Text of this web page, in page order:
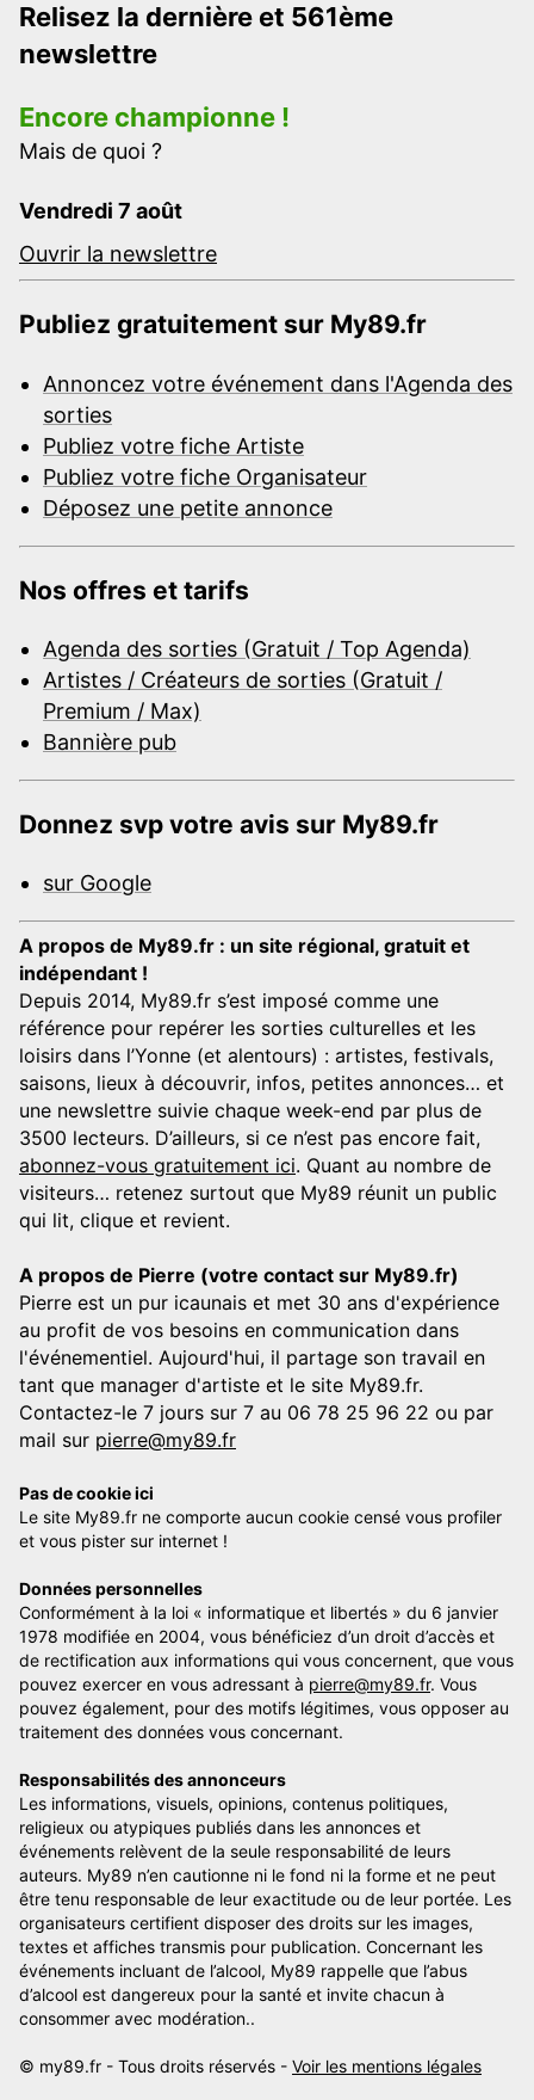
Relisez la dernière et 561ème
newslettre
Encore championne !
Mais de quoi ?
Vendredi 7 août
Ouvrir la newslettre
Publiez gratuitement sur My89.fr
Annoncez votre événement dans l'Agenda des
sorties
Publiez votre fiche Artiste
Publiez votre fiche Organisateur
Déposez une petite annonce
Nos offres et tarifs
Agenda des sorties (Gratuit / Top Agenda)
Artistes / Créateurs de sorties (Gratuit /
Premium / Max)
Bannière pub
Donnez svp votre avis sur My89.fr
sur Google
A propos de My89.fr : un site régional, gratuit et
indépendant !
Depuis 2014, My89.fr s’est imposé comme une
référence pour repérer les sorties culturelles et les
loisirs dans l’Yonne (et alentours) : artistes, festivals,
saisons, lieux à découvrir, infos, petites annonces… et
une newslettre suivie chaque week-end par plus de
3500 lecteurs. D’ailleurs, si ce n’est pas encore fait,
abonnez-vous gratuitement ici. Quant au nombre de
visiteurs… retenez surtout que My89 réunit un public
qui lit, clique et revient.
A propos de Pierre (votre contact sur My89.fr)
Pierre est un pur icaunais et met 30 ans d'expérience
au profit de vos besoins en communication dans
l'événementiel. Aujourd'hui, il partage son travail en
tant que manager d'artiste et le site My89.fr.
Contactez-le 7 jours sur 7 au 06 78 25 96 22 ou par
mail sur pierre@my89.fr
Pas de cookie ici
Le site My89.fr ne comporte aucun cookie censé vous profiler
et vous pister sur internet !
Données personnelles
Conformément à la loi « informatique et libertés » du 6 janvier
1978 modifiée en 2004, vous bénéficiez d’un droit d’accès et
de rectification aux informations qui vous concernent, que vous
pouvez exercer en vous adressant à pierre@my89.fr. Vous
pouvez également, pour des motifs légitimes, vous opposer au
traitement des données vous concernant.
Responsabilités des annonceurs
Les informations, visuels, opinions, contenus politiques,
religieux ou atypiques publiés dans les annonces et
événements relèvent de la seule responsabilité de leurs
auteurs. My89 n’en cautionne ni le fond ni la forme et ne peut
être tenu responsable de leur exactitude ou de leur portée. Les
organisateurs certifient disposer des droits sur les images,
textes et affiches transmis pour publication. Concernant les
événements incluant de l’alcool, My89 rappelle que l’abus
d’alcool est dangereux pour la santé et invite chacun à
consommer avec modération..
© my89.fr - Tous droits réservés - Voir les mentions légales